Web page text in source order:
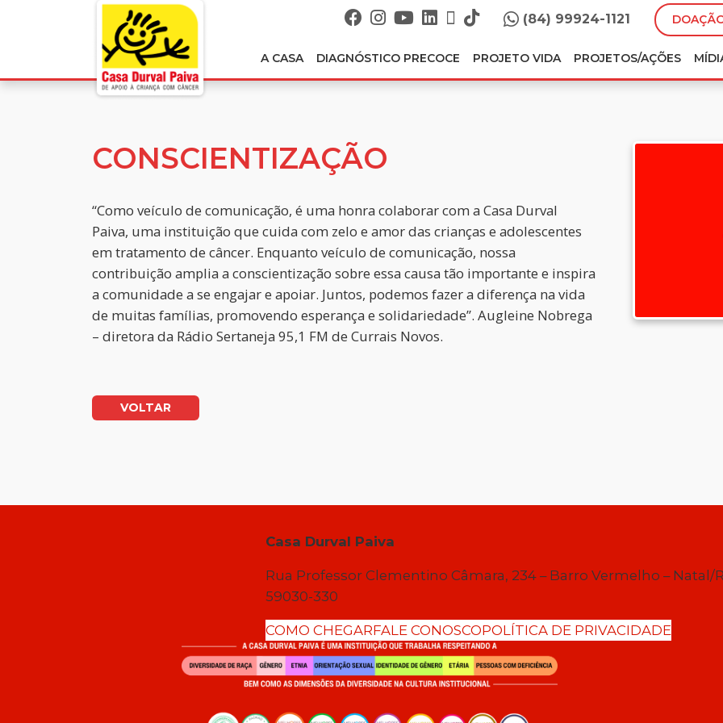
(84) 99924-1121
A CASA DIAGNÓSTICO PRECOCE PROJETO VIDA PROJETOS/AÇÕES
CONSCIENTIZAÇÃO
“Como veículo de comunicação, é uma honra colaborar com a Casa Durval
Paiva, uma instituição que cuida com zelo e amor das crianças e adolescentes
em tratamento de câncer. Enquanto veículo de comunicação, nossa
contribuição amplia a conscientização sobre essa causa tão importante e inspira
a comunidade a se engajar e apoiar. Juntos, podemos fazer a diferença na vida
de muitas famílias, promovendo esperança e solidariedade”. Augleine Nobrega
– diretora da Rádio Sertaneja 95,1 FM de Currais Novos.
VOLTAR
Casa Durval Paiva
Rua Professor Clementino Câmara, 234 – Barro Vermelho – Natal/
59030-330
COMO CHEGARFALE CONOSCOPOLÍTICA DE PRIVACIDADE